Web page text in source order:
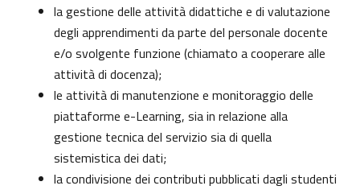
la gestione delle attività didattiche e di valutazione
degli apprendimenti da parte del personale docente
e/o svolgente funzione (chiamato a cooperare alle
attività di docenza);
le attività di manutenzione e monitoraggio delle
piattaforme e-Learning, sia in relazione alla
gestione tecnica del servizio sia di quella
sistemistica dei dati;
la condivisione dei contributi pubblicati dagli studenti